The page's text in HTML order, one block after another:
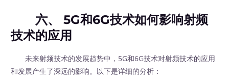
六、 5G和6G技术如何影响射频
技术的应用
未来射频技术的发展趋势中，5G和6G技术对射频技术的应用
和发展产生了深远的影响。以下是详细的分析：